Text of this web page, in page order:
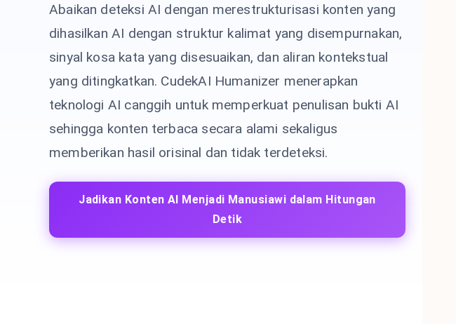
Abaikan deteksi AI dengan merestrukturisasi konten yang
dihasilkan AI dengan struktur kalimat yang disempurnakan,
sinyal kosa kata yang disesuaikan, dan aliran kontekstual
yang ditingkatkan. CudekAI Humanizer menerapkan
teknologi AI canggih untuk memperkuat penulisan bukti AI
sehingga konten terbaca secara alami sekaligus
memberikan hasil orisinal dan tidak terdeteksi.
Jadikan Konten AI Menjadi Manusiawi dalam Hitungan
Detik